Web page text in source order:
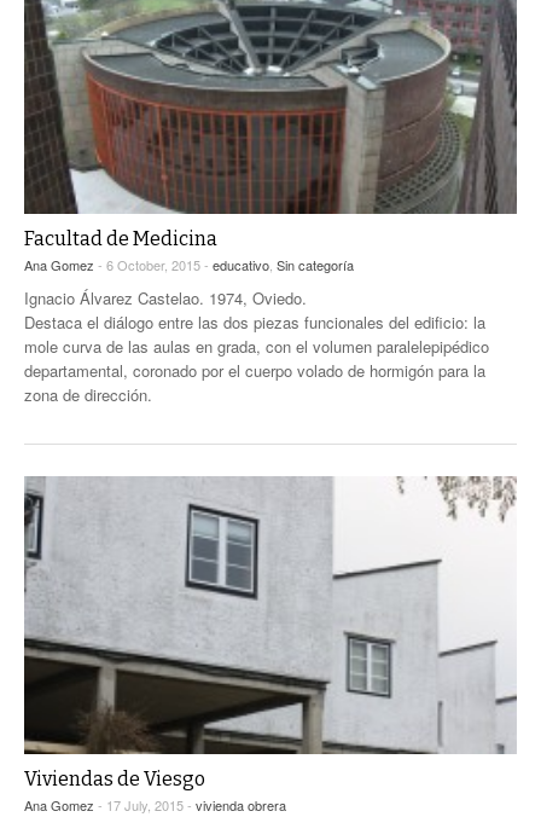
Facultad de Medicina
Ana Gomez - 6 October, 2015 - educativo Sin categoría
Ignacio Álvarez Castelao. 1974, Oviedo.
Destaca el diálogo entre las dos piezas funcionales del edificio: la
mole curva de las aulas en grada, con el volumen paralelepipédico
departamental, coronado por el cuerpo volado de hormigón para la
zona de dirección.
Viviendas de Viesgo
Ana Gomez - 17 July, 2015 - vivienda obrera